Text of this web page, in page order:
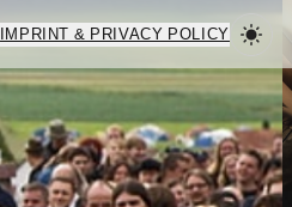
IMPRINT & PRIVACY POLICY